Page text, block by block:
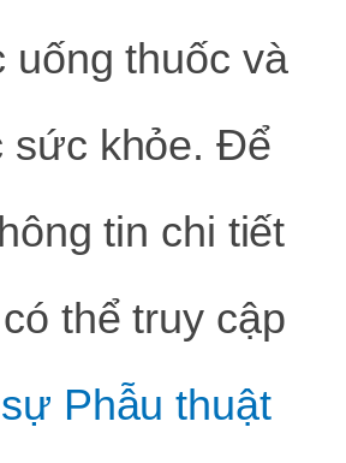
uống thuốc và
sức khỏe. Để
tin chi tiết
thể truy cập
Phẫu thuật